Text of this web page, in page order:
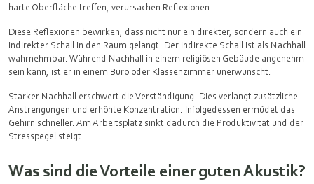
harte Oberfläche treffen, verursachen Reflexionen.
Diese Reflexionen bewirken, dass nicht nur ein direkter, sondern auch ein
indirekter Schall in den Raum gelangt. Der indirekte Schall ist als Nachhall
wahrnehmbar. Während Nachhall in einem religiösen Gebäude angenehm
sein kann, ist er in einem Büro oder Klassenzimmer unerwünscht.
Starker Nachhall erschwert die Verständigung. Dies verlangt zusätzliche
Anstrengungen und erhöhte Konzentration. Infolgedessen ermüdet das
Gehirn schneller. Am Arbeitsplatz sinkt dadurch die Produktivität und der
Stresspegel steigt.
Was sind die Vorteile einer guten Akustik?